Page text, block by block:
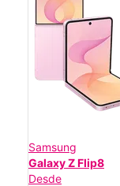
Samsung
Galaxy Z Flip8
Desde